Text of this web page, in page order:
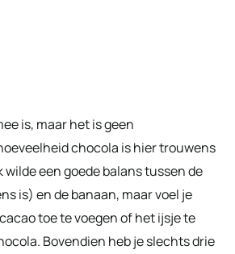
is, maar het is geen
chocola is hier trouwens
wilde een goede balans tussen de
is) en de banaan, maar voel je
toe te voegen of het ijsje te
Bovendien heb je slechts drie